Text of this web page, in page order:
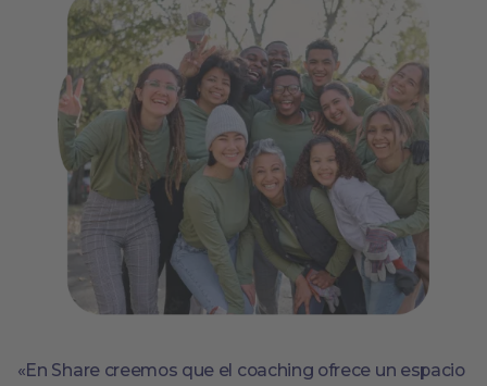
«En Share creemos que el coaching ofrece un espacio